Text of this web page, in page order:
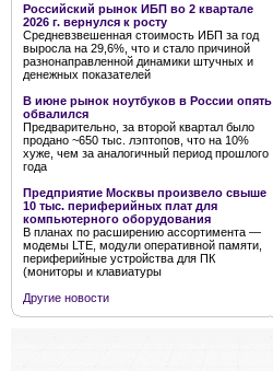
Российский рынок ИБП во 2 квартале
2026 г. вернулся к росту
Средневзвешенная стоимость ИБП за год
выросла на 29,6%, что и стало причиной
разнонаправленной динамики штучных и
денежных показателей
В июне рынок ноутбуков в России опять
обвалился
Предварительно, за второй квартал было
продано ~650 тыс. лэптопов, что на 10%
хуже, чем за аналогичный период прошлого
года
Предприятие Москвы произвело свыше
10 тыс. периферийных плат для
компьютерного оборудования
В планах по расширению ассортимента —
модемы LTE, модули оперативной памяти,
периферийные устройства для ПК
(мониторы и клавиатуры
Другие новости